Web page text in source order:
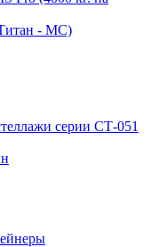
- МС)
серии СТ-051